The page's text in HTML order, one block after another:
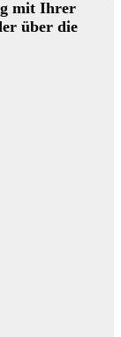
mit Ihrer
über die